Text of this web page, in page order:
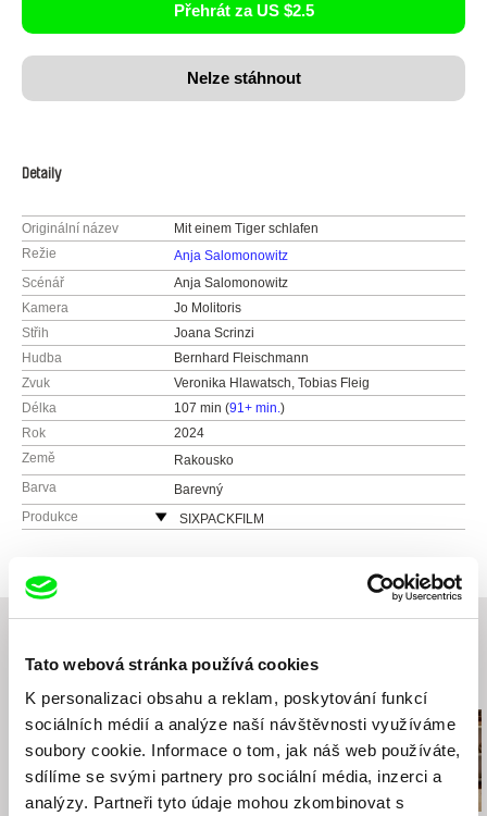
Tato webová stránka používá cookies
K personalizaci obsahu a reklam, poskytování funkcí
sociálních médií a analýze naší návštěvnosti využíváme
soubory cookie. Informace o tom, jak náš web používáte,
sdílíme se svými partnery pro sociální média, inzerci a
analýzy. Partneři tyto údaje mohou zkombinovat s
Přehrát za US $2.5
Nelze stáhnout
Detaily
Originální název
Mit einem Tiger schlafen
Režie
Anja Salomonowitz
Scénář
Anja Salomonowitz
Kamera
Jo Molitoris
Střih
Joana Scrinzi
Hudba
Bernhard Fleischmann
Zvuk
Veronika Hlawatsch, Tobias Fleig
Délka
107 min (91+ min.)
Rok
2024
Země
Rakousko
Barva
Barevný
Produkce
SIXPACKFILM
web:http://www.sixpackfilm.com
mobil: ---
fax: 0043 1 526 09 92
e-mail:office@sixpackfilm.com